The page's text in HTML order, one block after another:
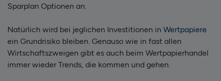
Sparplan Optionen an.
Natürlich wird bei jeglichen Investitionen in Wertpapiere
ein Grundrisiko bleiben. Genauso wie in fast allen
Wirtschaftszweigen gibt es auch beim Wertpapierhandel
immer wieder Trends, die kommen und gehen.